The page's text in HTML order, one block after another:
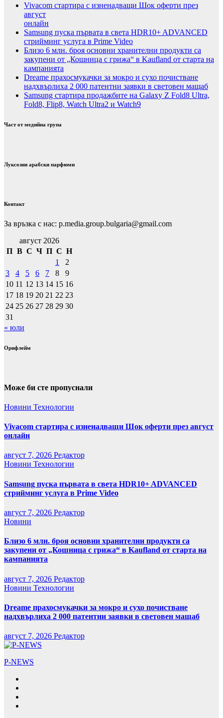
Vivacom стартира с изненадващи Шок оферти през
август
онлайн
Samsung пуска първата в света HDR10+ ADVANCED
стрийминг услуга в Prime Video
Близо 6 млн. броя основни хранителни продукти са
закупени от „Кошница с грижа“ в Kaufland от старта на
кампанията
Dreame прахосмукачки за мокро и сухо почистване
надхвърлиха 2 000 патентни заявки в световен мащаб
Samsung стартира продажбите на Galaxy Z Fold8 Ultra,
Fold8, Flip8, Watch Ultra2 и Watch9
Част от медийна група
Луксозни арабски парфюми
Контакт
За връзка с нас: p.media.group.bulgaria@gmail.com
август 2026
П В С Ч П С Н
1
2
3
4 5 6 7 8
9
10 11 12 13 14 15 16
17 18 19 20 21 22 23
24 25 26 27 28 29 30
31
« юли
Орифлейм
Може би сте пропуснали
Новини Технологии
Vivacom стартира с изненадващи Шок оферти през август
онлайн
август 7, 2026 Редактор
Новини Технологии
Samsung пуска първата в света HDR10+ ADVANCED
стрийминг услуга в Prime Video
август 7, 2026 Редактор
Новини
Близо 6 млн. броя основни хранителни продукти са
закупени от „Кошница с грижа“ в Kaufland от старта на
кампанията
август 7, 2026 Редактор
Новини Технологии
Dreame прахосмукачки за мокро и сухо почистване
надхвърлиха 2 000 патентни заявки в световен мащаб
август 7, 2026 Редактор
P-NEWS